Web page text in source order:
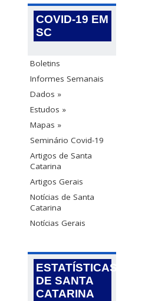
COVID-19 EM
SC
Boletins
Informes Semanais
Dados »
Estudos »
Mapas »
Seminário Covid-19
Artigos de Santa
Catarina
Artigos Gerais
Notícias de Santa
Catarina
Notícias Gerais
ESTATÍSTICAS
DE SANTA
CATARINA